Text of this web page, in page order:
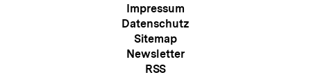
Meta-
Navigation
Impressum
Datenschutz
Sitemap
Newsletter
RSS